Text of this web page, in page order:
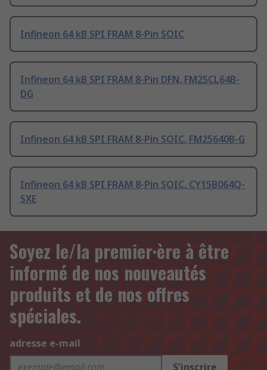
Infineon 64 kB SPI FRAM 8-Pin SOIC
Infineon 64 kB SPI FRAM 8-Pin DFN, FM25CL64B-
DG
Infineon 64 kB SPI FRAM 8-Pin SOIC, FM25640B-G
Infineon 64 kB SPI FRAM 8-Pin SOIC, CY15B064Q-
SXE
Soyez le/la premier·ère à être
informé de nos nouveautés
produits et de nos offres
spéciales.
adresse e-mail
S'inscrire